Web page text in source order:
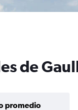
de
promedio